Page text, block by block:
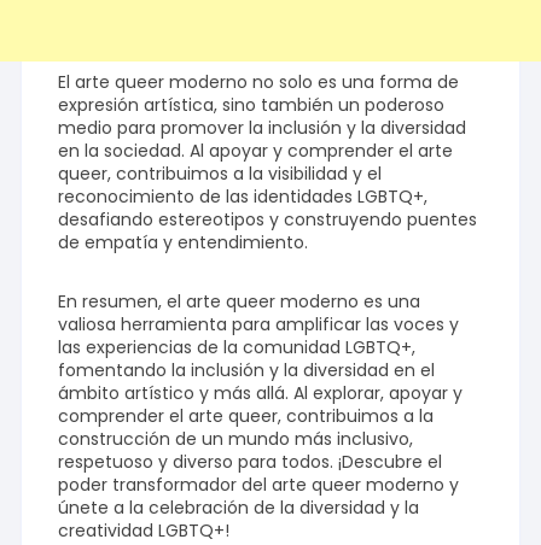
El arte queer moderno no solo es una forma de
expresión artística, sino también un poderoso
medio para promover la inclusión y la diversidad
en la sociedad. Al apoyar y comprender el arte
queer, contribuimos a la visibilidad y el
reconocimiento de las identidades LGBTQ+,
desafiando estereotipos y construyendo puentes
de empatía y entendimiento.
En resumen, el arte queer moderno es una
valiosa herramienta para amplificar las voces y
las experiencias de la comunidad LGBTQ+,
fomentando la inclusión y la diversidad en el
ámbito artístico y más allá. Al explorar, apoyar y
comprender el arte queer, contribuimos a la
construcción de un mundo más inclusivo,
respetuoso y diverso para todos. ¡Descubre el
poder transformador del arte queer moderno y
únete a la celebración de la diversidad y la
creatividad LGBTQ+!